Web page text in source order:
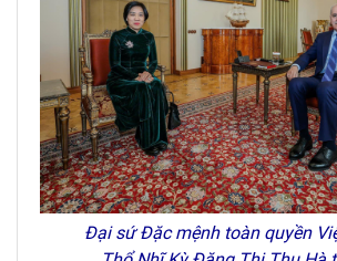
Đại sứ Đặc mệnh toàn quyền